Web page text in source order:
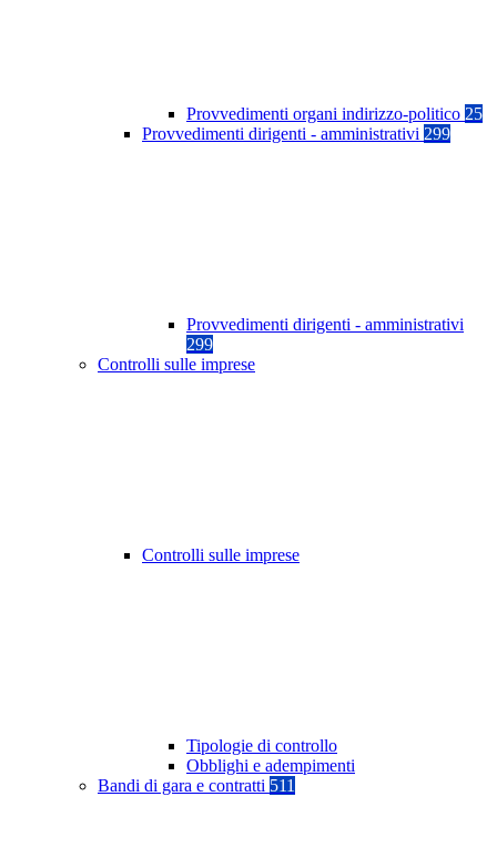
Provvedimenti organi indirizzo-politico 25
Provvedimenti dirigenti - amministrativi 299
Provvedimenti dirigenti - amministrativi
299
Controlli sulle imprese
Controlli sulle imprese
Tipologie di controllo
Obblighi e adempimenti
Bandi di gara e contratti 511